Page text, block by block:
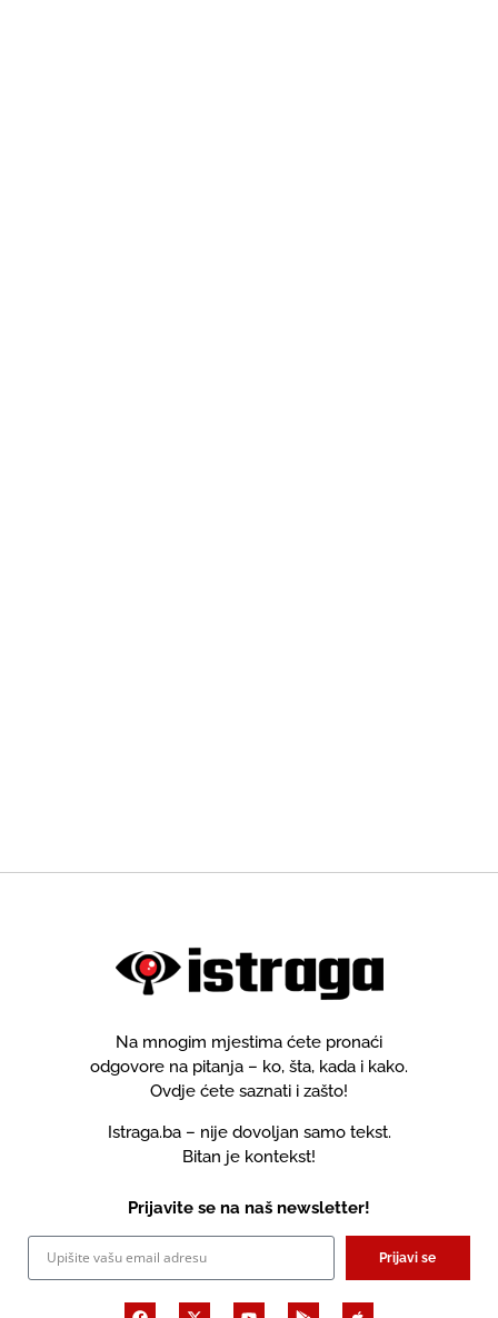
Na mnogim mjestima ćete pronaći
odgovore na pitanja – ko, šta, kada i kako.
Ovdje ćete saznati i zašto!
Istraga.ba – nije dovoljan samo tekst.
Bitan je kontekst!
Prijavite se na naš newsletter!
Prijavi se